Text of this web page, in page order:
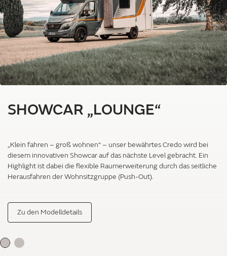
SHOWCAR „LOUNGE“
„Klein fahren – groß wohnen“ – unser bewährtes Credo wird bei
diesem innovativen Showcar auf das nächste Level gebracht. Ein
Highlight ist dabei die flexible Raumerweiterung durch das seitliche
Herausfahren der Wohnsitzgruppe (Push-Out).
Zu den Modelldetails